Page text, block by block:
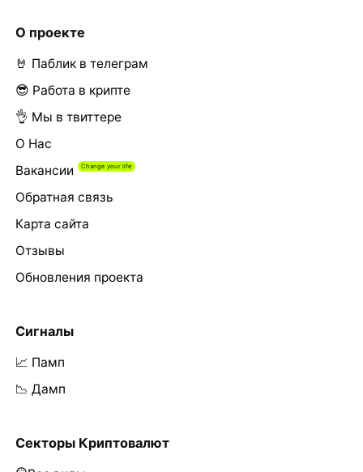
О проекте
🤘 Паблик в телеграм
😎 Работа в крипте
👌 Мы в твиттере
О Нас
Вакансии
Обратная связь
Карта сайта
Отзывы
Обновления проекта
Сигналы
📈 Памп
📉 Дамп
Секторы Криптовалют